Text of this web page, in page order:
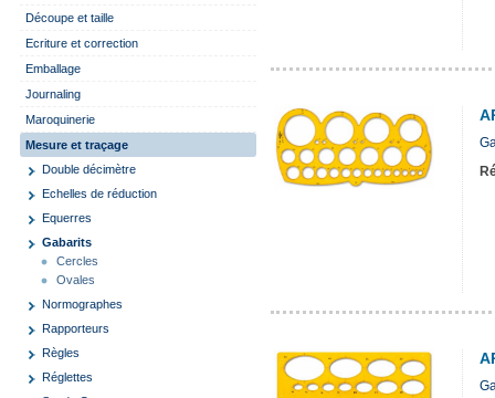
Découpe et taille
Ecriture et correction
Emballage
Journaling
Maroquinerie
Mesure et traçage
Double décimètre
Echelles de réduction
Equerres
Gabarits
Cercles
Ovales
Normographes
Rapporteurs
Règles
Réglettes